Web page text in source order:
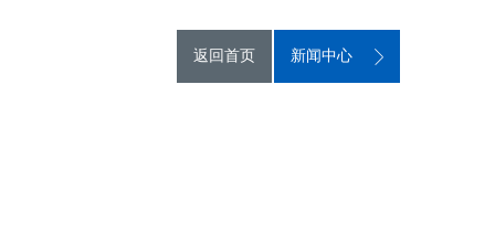
返回首页 新闻中心